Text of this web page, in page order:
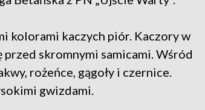
kolorami kaczych piór. Kaczory w
skromnymi samicami. Wśród
rożeńce, gągoły i czernice.
gwizdami.